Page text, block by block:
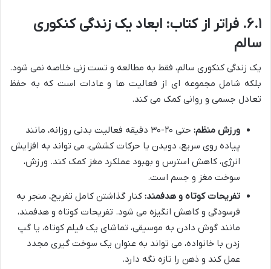
۶.۱. فراتر از کتاب: ابعاد یک زندگی کنکوری
سالم
یک زندگی کنکوری سالم، فقط به مطالعه و تست زنی خلاصه نمی شود.
بلکه شامل مجموعه ای از فعالیت ها و عادات است که به حفظ
تعادل جسمی و روانی کمک می کند.
ورزش منظم:
حتی ۲۰-۳۰ دقیقه فعالیت بدنی روزانه، مانند
پیاده روی سریع، دویدن یا حرکات کششی، می تواند به افزایش
انرژی، کاهش استرس و بهبود عملکرد مغز کمک کند. ورزش،
سوخت مغز و جسم است.
تفریحات کوتاه و هدفمند: کنار گذاشتن کامل تفریح، منجر به
فرسودگی و کاهش انگیزه می شود. تفریحات کوتاه و هدفمند،
مانند گوش دادن به موسیقی، تماشای یک فیلم کوتاه، یا گپ
زدن با خانواده، می تواند به عنوان یک سوخت گیری مجدد
عمل کند و ذهن را تازه نگه دارد.